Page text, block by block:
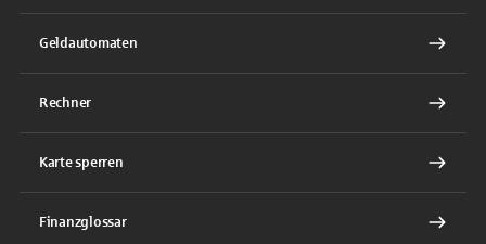
Geldautomaten
Rechner
Karte sperren
Finanzglossar